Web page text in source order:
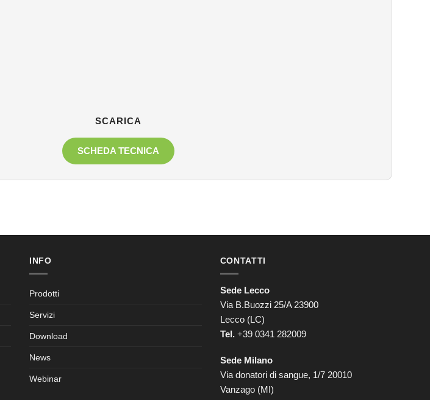
SCARICA
SCHEDA TECNICA
INFO
Prodotti
Servizi
Download
News
Webinar
CONTATTI
Sede Lecco
Via B.Buozzi 25/A 23900
Lecco (LC)
Tel. +39 0341 282009
Sede Milano
Via donatori di sangue, 1/7 20010
Vanzago (MI)